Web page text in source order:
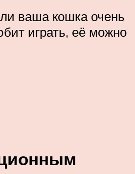
ваша кошка очень
играть, её можно